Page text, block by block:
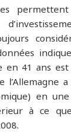
en 41 ans
l’Allemagne
en
à ce